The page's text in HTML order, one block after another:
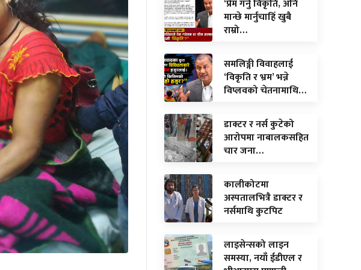
‘प्रेम गर्नु विकृति, अनि
मान्छे मार्नुचाहिँ खुबै
राम्रो…
समलिङ्गी विवाहलाई
‘विकृति र भ्रम’ भन्ने
विप्लवको चेतनामाथि…
डाक्टर र नर्स कुटेको
आरोपमा नाबालकसहित
चार जना…
कालीकोटमा
अस्पतालभित्रै डाक्टर र
नर्समाथि कुटपिट
लाइसेन्सको लाइन
समस्या, नयाँ ईडीएल र